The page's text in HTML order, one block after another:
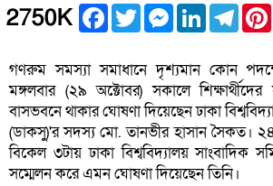
2750K Facebook
TwitterMessenger
LinkedIn
গণরুম সমস্যা সমাধানে দৃশ্যমান কোন
মঙ্গলবার (২৯ অক্টোবর) সকালে শিক্ষার্থীদের
বাসভবনে থাকার ঘোষণা দিয়েছেন ঢাকা
(ডাকসু)'র সদস্য মো. তানভীর হাসান সৈকত।
বিকেল ৩টায় ঢাকা বিশ্ববিদ্যালয় সাংবাদিক
সম্মেলন করে এমন ঘোষণা দিয়েছেন তিনি।